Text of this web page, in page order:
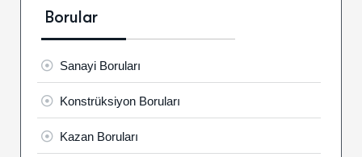
Borular
Sanayi Boruları
Konstrüksiyon Boruları
Kazan Boruları